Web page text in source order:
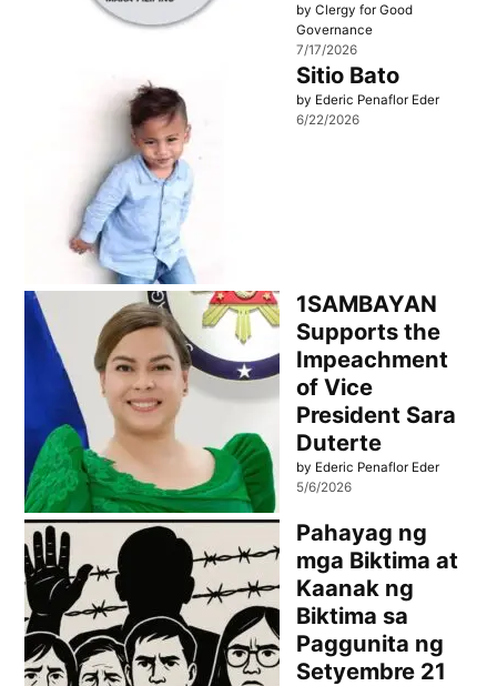
by Clergy for Good
Governance
7/17/2026
Sitio Bato
by Ederic Penaflor Eder
6/22/2026
1SAMBAYAN
Supports the
Impeachment
of Vice
President Sara
Duterte
by Ederic Penaflor Eder
5/6/2026
Pahayag ng
mga Biktima at
Kaanak ng
Biktima sa
Paggunita ng
Setyembre 21